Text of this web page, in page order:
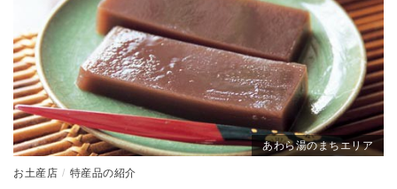
あわら湯のまちエリア
お土産店 特産品の紹介